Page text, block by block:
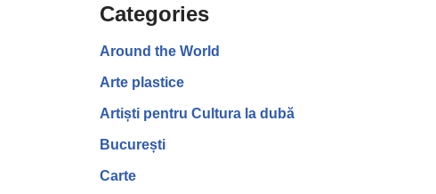
Categories
Around the World
Arte plastice
Artiști pentru Cultura la dubă
București
Carte